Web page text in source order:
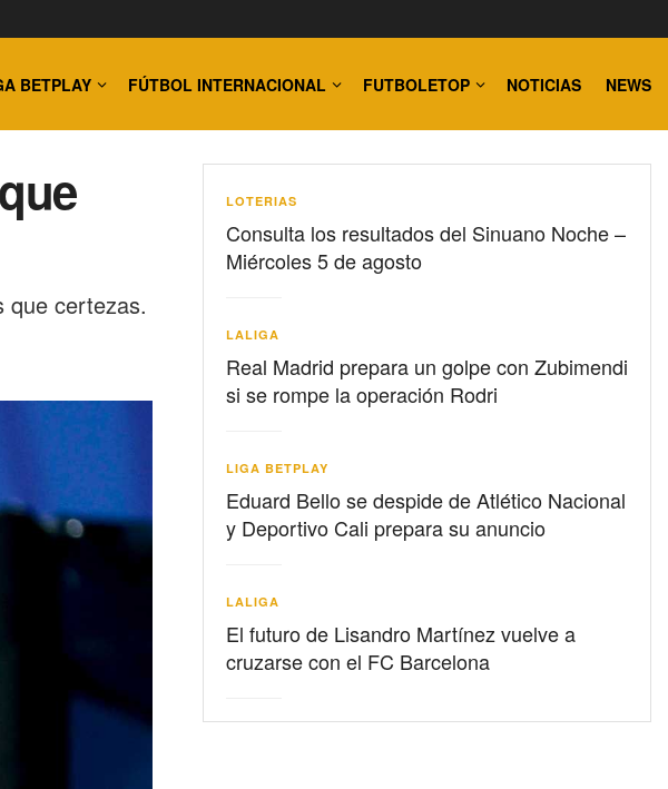
BETPLAY FÚTBOL INTERNACIONAL FUTBOLETOP NOTICIAS NEWS
que certezas.
LOTERIAS
Consulta los resultados del Sinuano Noche –
Miércoles 5 de agosto
LALIGA
Real Madrid prepara un golpe con Zubimendi
si se rompe la operación Rodri
LIGA BETPLAY
Eduard Bello se despide de Atlético Nacional
y Deportivo Cali prepara su anuncio
LALIGA
El futuro de Lisandro Martínez vuelve a
cruzarse con el FC Barcelona